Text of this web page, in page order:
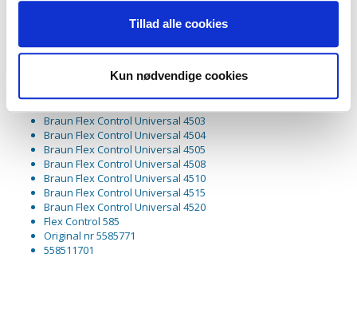
Tillad alle cookies
Kun nødvendige cookies
Braun Flex Control 4005
Braun Flex Control 4010
Braun Flex Control 4500
Braun Flex Control 5580
Braun Flex Control Universal 4503
Braun Flex Control Universal 4504
Braun Flex Control Universal 4505
Braun Flex Control Universal 4508
Braun Flex Control Universal 4510
Braun Flex Control Universal 4515
Braun Flex Control Universal 4520
Flex Control 585
Original nr 5585771
558511701